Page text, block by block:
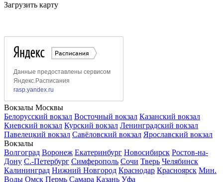
Загрузить карту
Вокзалы Москвы
Белорусский вокзал Восточный вокзал Казанский вокзал
Киевский вокзал Курский вокзал Ленинградский вокзал
Павелецкий вокзал Савёловский вокзал Ярославский вокзал
Вокзалы
Волгоград Воронеж Екатеринбург Новосибирск Ростов-на-
Дону С.-Петербург Симферополь Сочи Тверь Челябинск
Калининград Нижний Новгород Краснодар Красноярск Мин.
Воды Омск Пермь Самара Казань Уфа